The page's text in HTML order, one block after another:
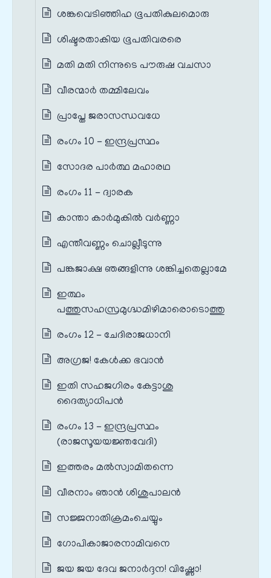
ശങ്കവെടിഞ്ഞിഹ ഭൂപതികുലമൊരു
ശിഷ്ടരതാകിയ ഭൂപതിവരരെ
മതി മതി നിന്നുടെ പൗരുഷ വചസാ
വീരന്മാർ തമ്മിലേവം
പ്രാപ്തേ ജരാസന്ധവധേ
രംഗം 10 - ഇന്ദ്രപ്രസ്ഥം
സോദര പാർത്ഥ മഹാരഥ
രംഗം 11 - ദ്വാരക
കാന്താ കാർമുകിൽ വര്‍ണ്ണാ
എന്തീവണ്ണം ചൊല്ലീടുന്നു
പങ്കജാക്ഷ ഞങ്ങളിന്നു ശങ്കിച്ചതെല്ലാമേ
ഇത്ഥം
പത്തുസഹസ്രമുഗ്ദ്ധമിഴിമാരൊടൊത്തു
രംഗം 12 - ചേദിരാജധാനി
അഗ്രജ! കേൾക്ക ഭവാൻ
ഇതി സഹജഗിരം കേട്ടാശു
ദൈത്യാധിപൻ
രംഗം 13 - ഇന്ദ്രപ്രസ്ഥം
(രാജസൂയയജ്ഞവേദി)
ഇത്തരം മൽസ്വാമിതന്നെ
വീരനാം ഞാൻ ശിശുപാലൻ
സജ്ജനാതിക്രമംചെയ്യും
ഗോപികാജാരനാമിവനെ
ജയ ജയ ദേവ ജനാർദ്ദന! വിഷ്ണോ!